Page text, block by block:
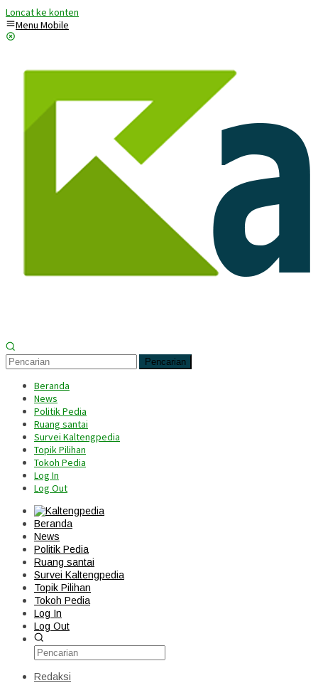
Loncat ke konten
Menu Mobile
Pencarian
Beranda
News
Politik Pedia
Ruang santai
Survei Kaltengpedia
Topik Pilihan
Tokoh Pedia
Log In
Log Out
Beranda
News
Politik Pedia
Ruang santai
Survei Kaltengpedia
Topik Pilihan
Tokoh Pedia
Log In
Log Out
Redaksi